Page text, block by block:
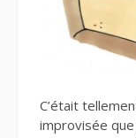
C’était
improvisée